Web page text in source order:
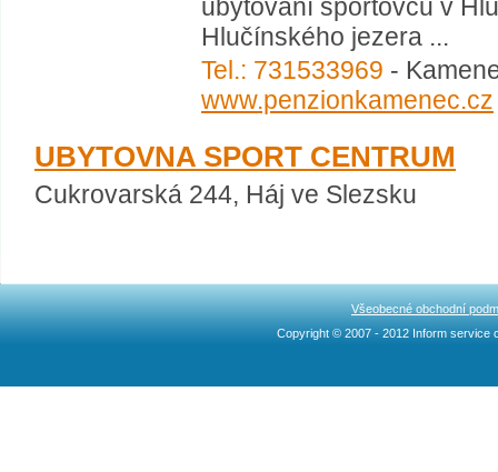
ubytování sportovců v
Hlučínského jezera ...
Tel.: 731533969 -
www.penzionkamenec.cz
UBYTOVNA SPORT CENTRUM
Cukrovarská 244, Háj ve Slezsku
Všeobecné obchodní
Copyright © 2007 - 2012 Inform service